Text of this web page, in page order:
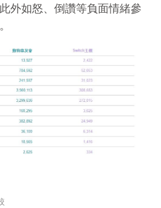
外如怒、倒讚等負面情緒參